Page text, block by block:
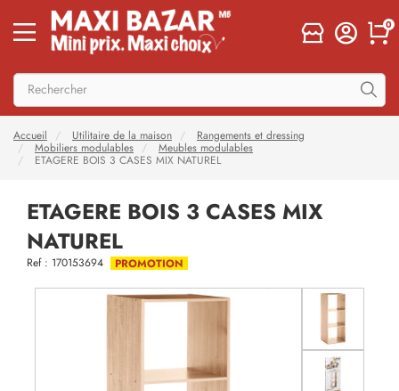
0
Accueil Utilitaire de la maison
Rangements et dressing
Mobiliers modulables
Meubles modulables
ETAGERE BOIS 3 CASES MIX NATUREL
ETAGERE BOIS 3 CASES MIX
NATUREL
Ref : 170153694 PROMOTION